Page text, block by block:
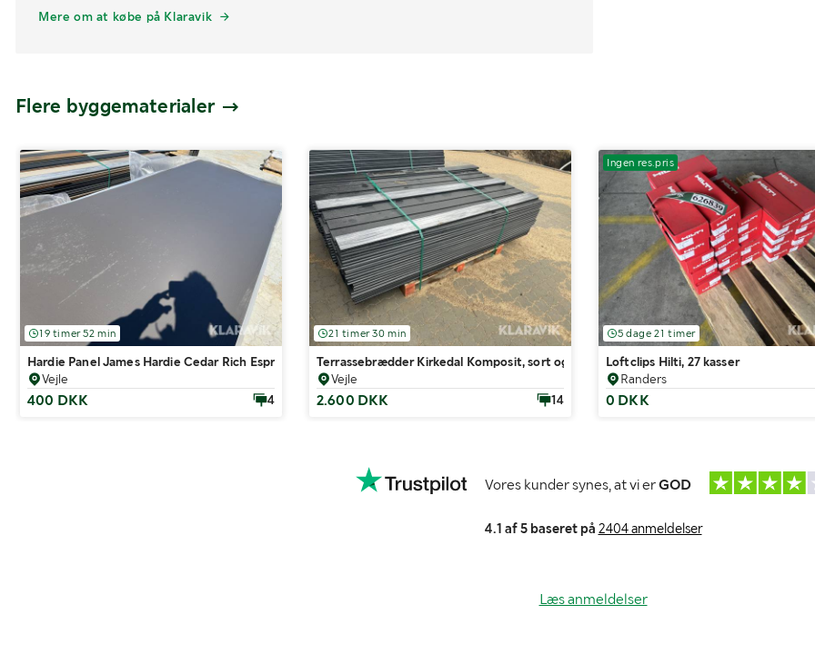
Mere om at købe på Klaravik
Flere byggematerialer
19 timer 52 min
Hardie Panel James Hardie Cedar Rich Espresso 25 styk
Vejle
400 DKK 4
21 timer 30 min
Terrassebrædder Kirkedal Komposit, sort og grå 100 styk
Vejle
2.600 DKK 14
Ingen res.pris
5 dage 21 timer
Loftclips Hilti, 27 kasser
Randers
0 DKK
Vores kunder synes, at vi erGOD
4.1 af 5 baseret på 2404 anmeldelser
Læs anmeldelser